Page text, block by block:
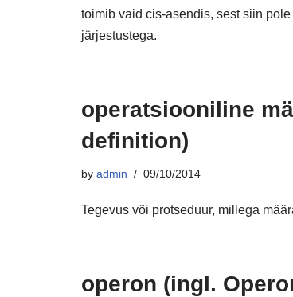
toimib vaid cis-asendis, sest siin
järjestustega.
operatsiooniline
definition)
by admin 09/10/2014
Tegevus või protseduur, millega
operon (ingl.